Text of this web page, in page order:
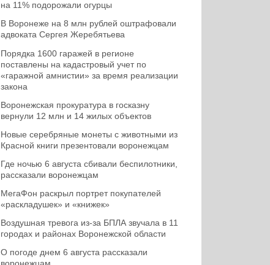
на 11% подорожали огурцы
В Воронеже на 8 млн рублей оштрафовали
адвоката Сергея Жеребятьева
Порядка 1600 гаражей в регионе
поставлены на кадастровый учет по
«гаражной амнистии» за время реализации
закона
Воронежская прокуратура в госказну
вернули 12 млн и 14 жилых объектов
Новые серебряные монеты с животными из
Красной книги презентовали воронежцам
Где ночью 6 августа сбивали беспилотники,
рассказали воронежцам
МегаФон раскрыл портрет покупателей
«раскладушек» и «книжек»
Воздушная тревога из-за БПЛА звучала в 11
городах и районах Воронежской области
О погоде днем 6 августа рассказали